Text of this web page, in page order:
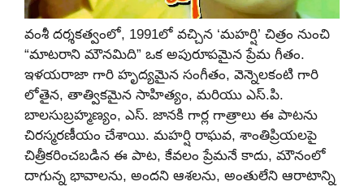
వంశీ దర్శకత్వంలో, 1991లో వచ్చిన ‘మహర్షి’ చిత్రం నుంచి
“మాటరాని మౌనమిది” ఒక అపురూపమైన ప్రేమ గీతం.
ఇళయరాజా గారి హృద్యమైన సంగీతం, వెన్నెలకంటి గారి
లోతైన, తాత్వికమైన సాహిత్యం, మరియు ఎస్.పి.
బాలసుబ్రహ్మణ్యం, ఎస్. జానకి గార్ల గాత్రాలు ఈ పాటను
చిరస్మరణీయం చేశాయి. మహర్షి రాఘవ, శాంతిప్రియలపై
చిత్రీకరించబడిన ఈ పాట, కేవలం ప్రేమనే కాదు, మౌనంలో
దాగున్న భావాలను, అందని ఆశలను, అంతులేని ఆరాటాన్ని